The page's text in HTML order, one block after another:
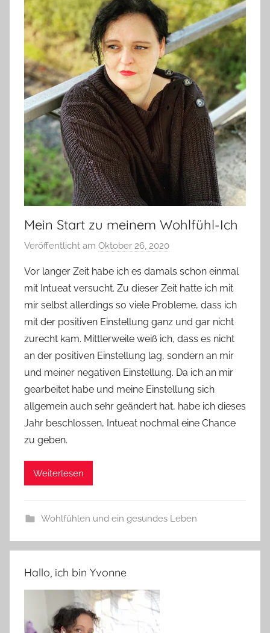
Mein Start zu meinem Wohlfühl-Ich
Veröffentlicht am Oktober 26, 2020
n
Y
v
o
n
n
e
Vor langer Zeit habe ich es damals schon einmal
mit Intueat versucht. Zu dieser Zeit hatte ich mit
mir selbst allerdings so viele Probleme, dass ich
mit der positiven Einstellung ganz und gar nicht
zurecht kam. Mittlerweile weiß ich, dass es nicht
an der positiven Einstellung lag, sondern an mir
und meiner negativen Einstellung. Da ich an mir
gearbeitet habe und meine Einstellung sich
allgemein auch sehr geändert hat, habe ich dieses
Jahr beschlossen, Intueat nochmal eine Chance
zu geben.
Weiterlesen
Wohlfühlen und ein gesundes Leben
Hallo, ich bin Yvonne